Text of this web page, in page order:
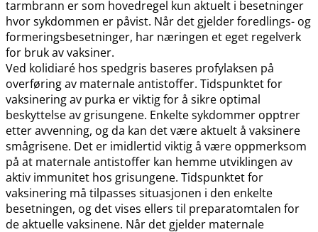
tarmbrann er som hovedregel kun aktuelt i besetninger
hvor sykdommen er påvist. Når det gjelder foredlings- og
formeringsbesetninger, har næringen et eget regelverk
for bruk av vaksiner.
Ved kolidiaré hos spedgris baseres profylaksen på
overføring av maternale antistoffer. Tidspunktet for
vaksinering av purka er viktig for å sikre optimal
beskyttelse av grisungene. Enkelte sykdommer opptrer
etter avvenning, og da kan det være aktuelt å vaksinere
smågrisene. Det er imidlertid viktig å være oppmerksom
på at maternale antistoffer kan hemme utviklingen av
aktiv immunitet hos grisungene. Tidspunktet for
vaksinering må tilpasses situasjonen i den enkelte
besetningen, og det vises ellers til preparatomtalen for
de aktuelle vaksinene. Når det gjelder maternale